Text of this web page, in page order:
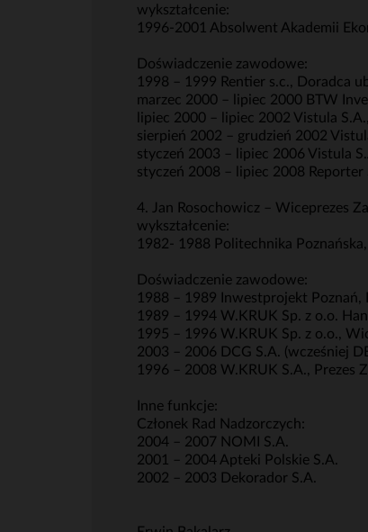
wykształcenie:
1996-2001 Absolwent Akademii
Doświadczenie zawodowe:
1998 – 1999 Rentier s.c., Doradca
marzec 2000 – lipiec 2000 BTW
lipiec 2000 – lipiec 2002 Vistula
sierpień 2002 – grudzień 2002
styczeń 2003 – lipiec 2006 Vistula
styczeń 2008 – lipiec 2008 Reporter
4. Jan Rosochowicz – Wiceprezes
wykształcenie:
1982- 1988 Politechnika
Doświadczenie zawodowe:
1988 – 1989 Inwestprojekt Poznań,
1989 – 1994 W.KRUK Sp. z o.o.
1995 – 1996 W.KRUK Sp. z o.o.,
2003 – 2006 DCG S.A. (wcześniej
1996 – 2008 W.KRUK S.A., Prezes
Inne funkcje:
Członek Rad Nadzorczych:
2004 – 2007 NOMI S.A.
2001 – 2004 Apteki Polskie S.A.
2002 – 2003 Dekorador S.A.